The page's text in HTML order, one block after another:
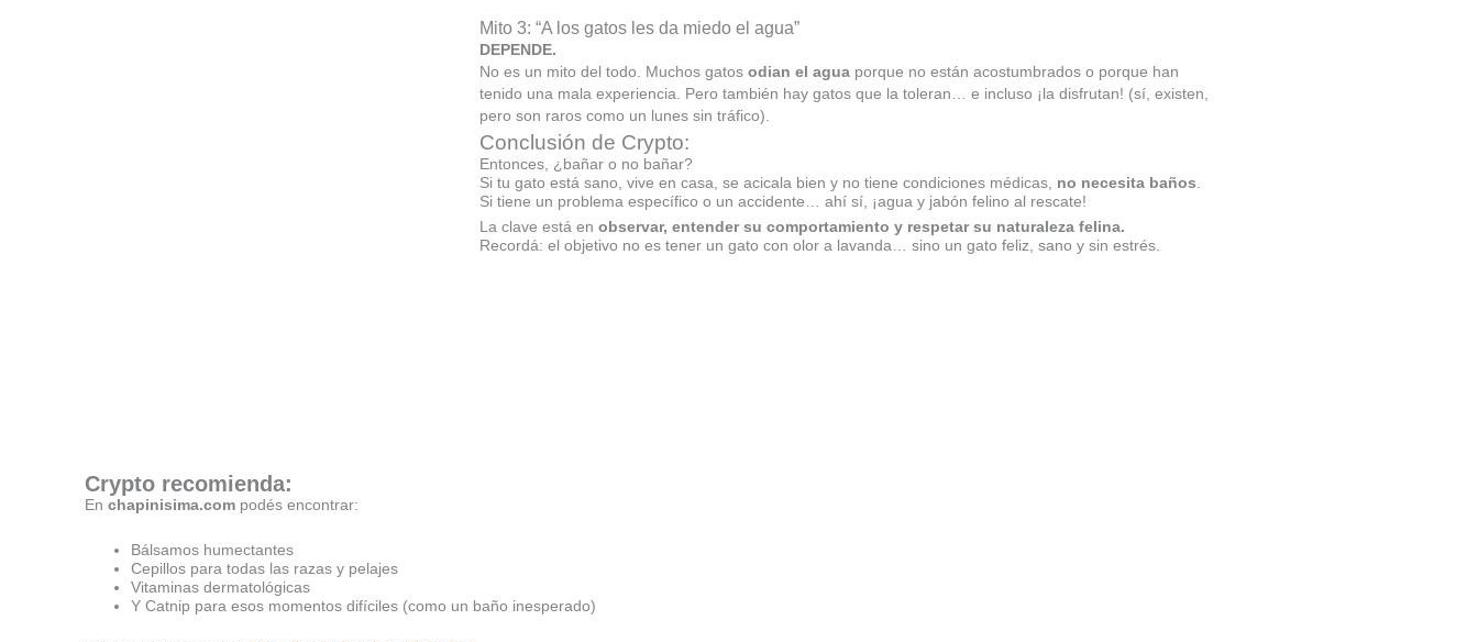
Mito 3: “A los gatos les da miedo el agua”
DEPENDE.
No es un mito del todo. Muchos gatosodian el agua porque no están acostumbrados o porque han
tenido una mala experiencia. Pero también hay gatos que la toleran… e incluso ¡la disfrutan! (sí, existen,
pero son raros como un lunes sin tráfico).
Conclusión de Crypto:
Entonces, ¿bañar o no bañar?
Si tu gato está sano, vive en casa, se acicala bien y no tiene condiciones médicas, no necesita baños
Si tiene un problema específico o un accidente… ahí sí, ¡agua y jabón felino al rescate!
La clave está enobservar, entender su comportamiento y respetar su naturaleza felina.
Recordá: el objetivo no es tener un gato con olor a lavanda… sino un gato feliz, sano y sin estrés.
Crypto recomienda:
Enchapinisima.com podés encontrar:
Bálsamos humectantes
Cepillos para todas las razas y pelajes
Vitaminas dermatológicas
Y Catnip para esos momentos difíciles (como un baño inesperado)